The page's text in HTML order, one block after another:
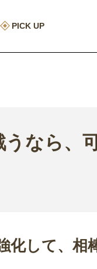
PICK UP
なら、
化して、相